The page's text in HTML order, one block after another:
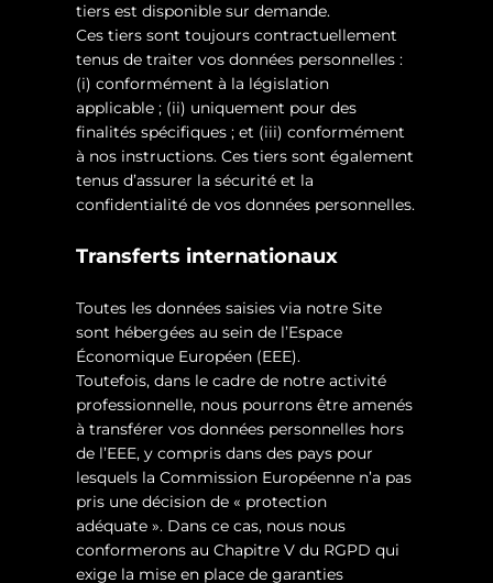
tiers est disponible sur demande.
Ces tiers sont toujours contractuellement
tenus de traiter vos données personnelles :
(i) conformément à la législation
applicable ; (ii) uniquement pour des
finalités spécifiques ; et (iii) conformément
à nos instructions. Ces tiers sont également
tenus d’assurer la sécurité et la
confidentialité de vos données personnelles.
Transferts internationaux
Toutes les données saisies via notre Site
sont hébergées au sein de l’Espace
Économique Européen (EEE).
Toutefois, dans le cadre de notre activité
professionnelle, nous pourrons être amenés
à transférer vos données personnelles hors
de l’EEE, y compris dans des pays pour
lesquels la Commission Européenne n’a pas
pris une décision de « protection
adéquate ». Dans ce cas, nous nous
conformerons au Chapitre V du RGPD qui
exige la mise en place de garanties